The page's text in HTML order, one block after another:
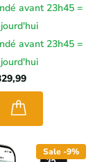
avant 23h45 =
avant 23h45 =
Sale -9%